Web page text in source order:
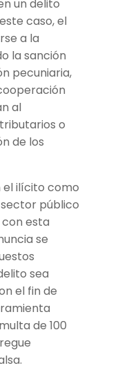
un delito
caso, el
a la
la sanción
pecuniaria,
al
o
de los
el ilícito como
público
esta
se
sea
el fin de
de 100